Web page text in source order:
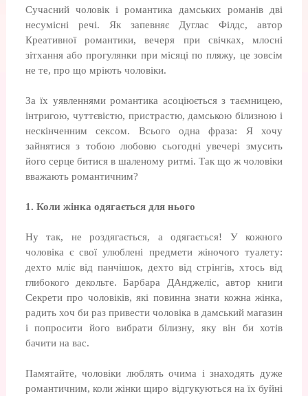
Сучасний чоловік і романтика дамських романів дві
несумісні речі. Як запевняє Дуглас Філдс, автор
Креативної романтики, вечеря при свічках, млосні
зітхання або прогулянки при місяці по пляжу, це зовсім
не те, про що мріють чоловіки.
За їх уявленнями романтика асоціюється з таємницею,
інтригою, чуттєвістю, пристрастю, дамською білизною і
нескінченним сексом. Всього одна фраза: Я хочу
зайнятися з тобою любовю сьогодні увечері змусить
його серце битися в шаленому ритмі. Так що ж чоловіки
вважають романтичним?
1. Коли жінка одягається для нього
Ну так, не роздягається, а одягається! У кожного
чоловіка є свої улюблені предмети жіночого туалету:
дехто мліє від панчішок, дехто від стрінгів, хтось від
глибокого декольте. Барбара ДАнджеліс, автор книги
Секрети про чоловіків, які повинна знати кожна жінка,
радить хоч би раз привести чоловіка в дамський магазин
і попросити його вибрати білизну, яку він би хотів
бачити на вас.
Памятайте, чоловіки люблять очима і знаходять дуже
романтичним, коли жінки щиро відгукуються на їх буйні